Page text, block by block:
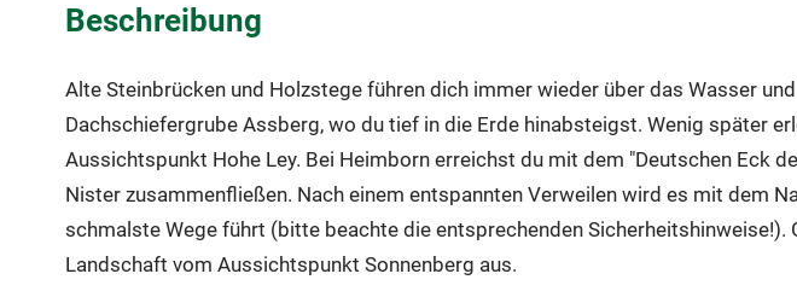
Beschreibung
Alte Steinbrücken und Holzstege führen dich immer wieder über das Wasser
Dachschiefergrube Assberg, wo du tief in die Erde hinabsteigst. Wenig später
Aussichtspunkt Hohe Ley. Bei Heimborn erreichst du mit dem "Deutschen Eck
Nister zusammenfließen. Nach einem entspannten Verweilen wird es mit dem
schmalste Wege führt (bitte beachte die entsprechenden
Landschaft vom Aussichtspunkt Sonnenberg aus.